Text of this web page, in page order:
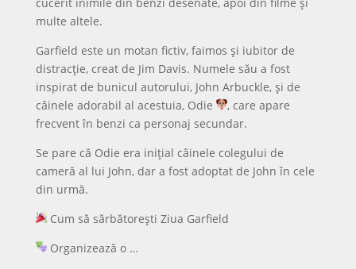
multe altele.
Garfield este un motan fictiv, faimos și iubitor de
distracție, creat de Jim Davis. Numele său a fost
inspirat de bunicul autorului, John Arbuckle, și de
câinele adorabil al acestuia, Odie
, care apare
frecvent în benzi ca personaj secundar.
Se pare că Odie era inițial câinele colegului de
cameră al lui John, dar a fost adoptat de John în cele
din urmă.
Cum să sărbătorești Ziua Garfield
Organizează o …